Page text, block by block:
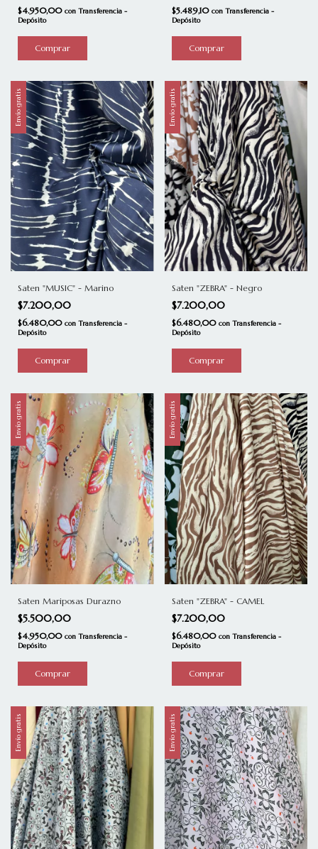
$4.950,00 con Transferencia -
Depósito
Comprar
$5.489,10 con Transferencia -
Depósito
Envío gratis
Saten "MUSIC" - Marino
$7.200,00
$6.480,00 con Transferencia -
Depósito
Envío gratis
Saten "ZEBRA" - Negro
$7.200,00
$6.480,00 con Transferencia -
Depósito
Envío gratis
Saten Mariposas Durazno
$5.500,00
$4.950,00 con Transferencia -
Depósito
Comprar
Envío gratis
Saten "ZEBRA" - CAMEL
$7.200,00
$6.480,00 con Transferencia -
Depósito
Envío gratis Envío gratis